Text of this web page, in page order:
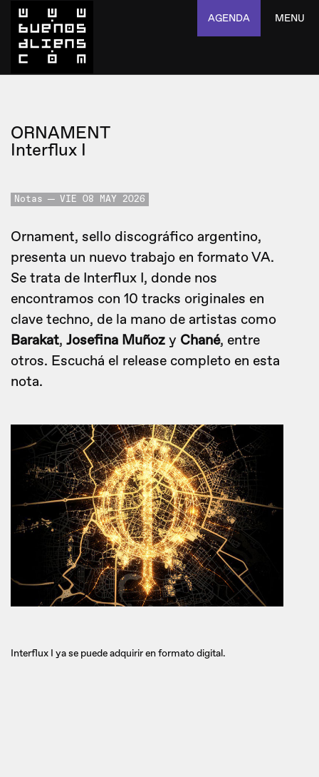
AGENDA MENU
ORNAMENT
Interflux I
Notas VIE 08 MAY 2026
Ornament, sello discográfico argentino,
presenta un nuevo trabajo en formato VA.
Se trata de Interflux I, donde nos
encontramos con 10 tracks originales en
clave techno, de la mano de artistas como
Barakat, Josefina Muñoz y Chané, entre
otros. Escuchá el release completo en esta
nota.
Interflux I ya se puede adquirir en formato digital.